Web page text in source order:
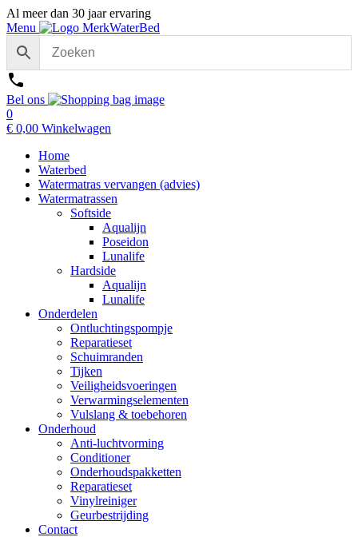
Al meer dan 30 jaar ervaring
Menu
Bel ons
0
€ 0,00 Winkelwagen
Home
Waterbed
Watermatras vervangen (advies)
Watermatrassen
Softside
Aqualijn
Poseidon
Lunalife
Hardside
Aqualijn
Lunalife
Onderdelen
Ontluchtingspompje
Reparatieset
Schuimranden
Tijken
Veiligheidsvoeringen
Verwarmingselementen
Vulslang & toebehoren
Onderhoud
Anti-luchtvorming
Conditioner
Onderhoudspakketten
Reparatieset
Vinylreiniger
Geurbestrijding
Contact